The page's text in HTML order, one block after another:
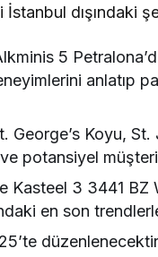
dışındaki
5
anlatıp
George’s Koyu,
potansiyel
Kasteel 3 3441
en son